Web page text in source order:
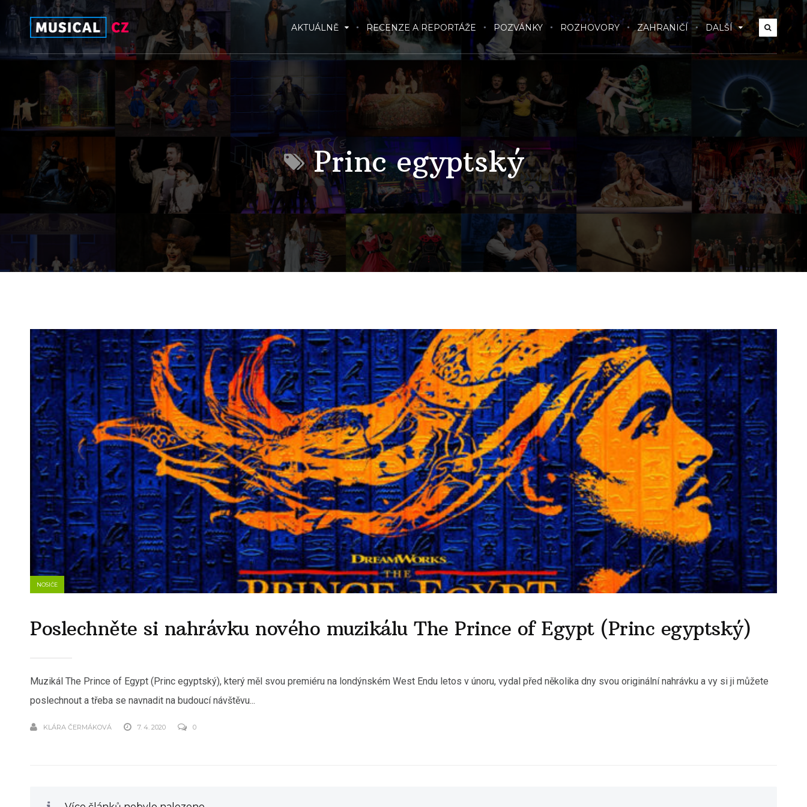
AKTUÁLNĚ RECENZE A REPORTÁŽE POZVÁNKY ROZHOVORY ZAHRANIČÍ DALŠÍ
Princ egyptský
NOSIČE
Poslechněte si nahrávku nového muzikálu The Prince of Egypt (Princ egyptský)
Muzikál The Prince of Egypt (Princ egyptský), který měl svou premiéru na londýnském West Endu letos v únoru, vydal před několika dny svou originální nahrávku a vy si ji můžete
poslechnout a třeba se navnadit na budoucí návštěvu...
KLÁRA ČERMÁKOVÁ 7. 4. 2020 0